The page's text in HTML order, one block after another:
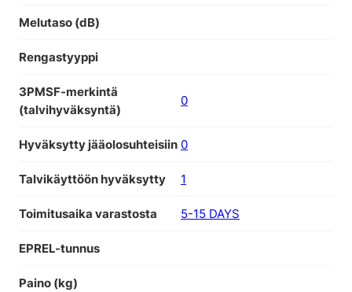
Melutaso (dB)
Rengastyyppi
3PMSF-merkintä
(talvihyväksyntä)
0
Hyväksytty jääolosuhteisiin 0
Talvikäyttöön hyväksytty 1
Toimitusaika varastosta 5-15 DAYS
EPREL-tunnus
Paino (kg)